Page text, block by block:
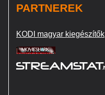
PARTNEREK
KODI magyar kiegészítők